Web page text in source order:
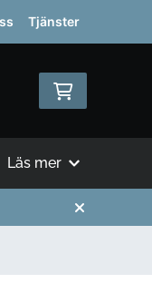
Tjänster
Läs mer